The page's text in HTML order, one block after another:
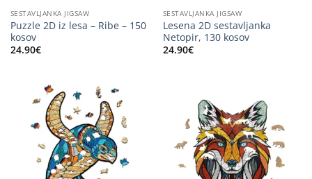
SESTAVLJANKA JIGSAW
Puzzle 2D iz lesa – Ribe – 150
kosov
24.90€
SESTAVLJANKA JIGSAW
Lesena 2D sestavljanka
Netopir, 130 kosov
24.90€